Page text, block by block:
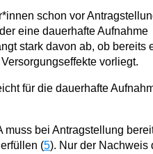
schon vor
eine dauerhafte Aufnahme
stark davon ab, ob bereits
vorliegt.
für die dauerhafte
muss bei Antragstellung
erfüllen (5). Nur der Nachweis